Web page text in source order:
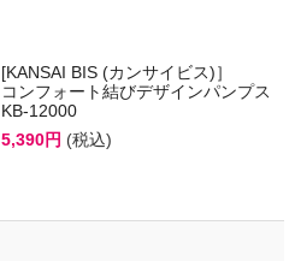
[KANSAI BIS (カンサイビス)］
コンフォート結びデザインパンプス
KB-12000
5,390円 (税込)